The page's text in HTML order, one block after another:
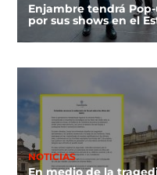
Enjambre tendrá
por sus shows en el
NOTICIAS
En medio de la